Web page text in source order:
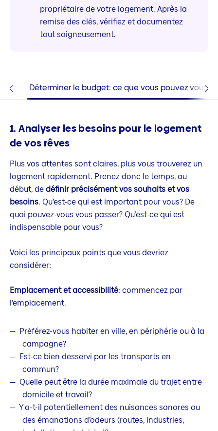
propriétaire de votre logement. Après la
remise des clés, vérifiez et documentez
tout soigneusement.
Déterminer le budget: ce que vous pouvez vous
1. Analyser les besoins pour le logement
de vos rêves
Plus vos attentes sont claires, plus vous trouverez un
logement rapidement. Prenez donc le temps, au
début, dedéfinir précisément vos souhaits et vos
besoins. Qu’est-ce qui est important pour vous? De
quoi pouvez-vous vous passer? Qu’est-ce qui est
indispensable pour vous?
Voici les principaux points que vous devriez
considérer:
Emplacement et accessibilité: commencez par
l’emplacement.
Préférez-vous habiter en ville, en périphérie ou à la
campagne?
Est-ce bien desservi par les transports en
commun?
Quelle peut être la durée maximale du trajet entre
domicile et travail?
Y a-t-il potentiellement des nuisances sonores ou
des émanations d’odeurs (routes, industries,